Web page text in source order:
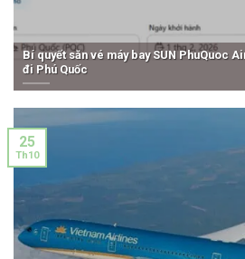
Bí quyết săn vé máy bay SUN PhuQuoc
đi Phú Quốc
25
Th10